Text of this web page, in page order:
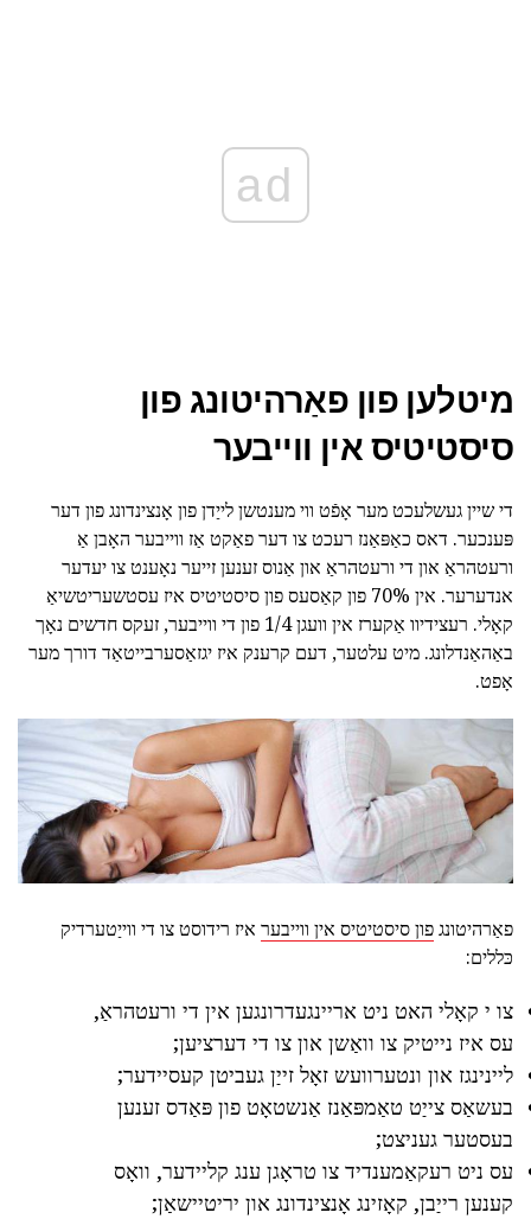
ad
מיטלען פון פאַרהיטונג פון
סיסטיטיס אין ווייבער
די שיין געשלעכט מער אָפֿט ווי מענטשן לייַדן פון אָנצינדונג פון דער
פּענכער. דאס כאַפּאַנז רעכט צו דער פאַקט אַז ווייבער האָבן אַ
ורעטהראַ און די ורעטהראַ און אַנוס זענען זייער נאָענט צו יעדער
אנדערער. אין 70% פון קאַסעס פון סיסטיטיס איז עסטשעריטשיאַ
קאָלי. רעצידיוו אַקערז אין וועגן 1/4 פון די ווייבער, זעקס חדשים נאָך
באַהאַנדלונג. מיט עלטער, דעם קרענק איז יגזאַסערבייטאַד דורך מער
אָפט.
פאַרהיטונגפון סיסטיטיס אין ווייבער איז רידוסט צו די ווייַטערדיק
כּללים:
צו י קאָלי האט ניט אריינגעדרונגען אין די ורעטהראַ,
עס איז נייטיק צו וואַשן און צו די דערציען;
ליינינגז און ונטערוועש זאָל זייַן געביטן קעסיידער;
בעשאַס צייַט טאַמפּאַנז אַנשטאָט פון פּאַדס זענען
בעסטער געניצט;
עס ניט רעקאַמענדיד צו טראָגן ענג קליידער, וואָס
קענען רייַבן, קאָזינג אָנצינדונג און יריטיישאַן;